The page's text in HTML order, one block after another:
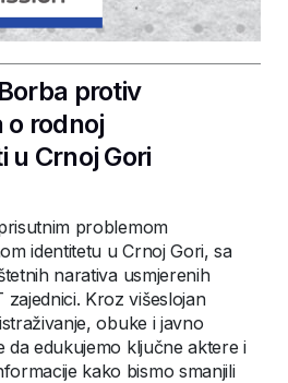
protiv
rodnoj
u Crnoj Gori
problemom
identitetu u Crnoj Gori, sa
narativa usmjerenih
zajednici. Kroz višeslojan
obuke i javno
da edukujemo ključne aktere i
kako bismo smanjili